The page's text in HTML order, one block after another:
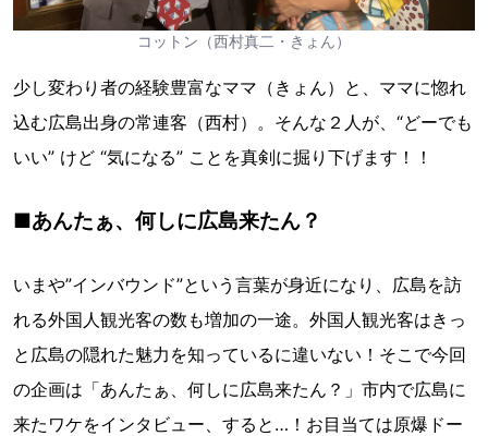
コットン（西村真二・きょん）
少し変わり者の経験豊富なママ（きょん）と、ママに惚れ
込む広島出身の常連客（西村）。そんな２人が、“どーでも
いい” けど “気になる” ことを真剣に掘り下げます！！
■あんたぁ、何しに広島来たん？
いまや”インバウンド”という言葉が身近になり、広島を訪
れる外国人観光客の数も増加の一途。外国人観光客はきっ
と広島の隠れた魅力を知っているに違いない！そこで今回
の企画は「あんたぁ、何しに広島来たん？」市内で広島に
来たワケをインタビュー、すると…！お目当ては原爆ドー